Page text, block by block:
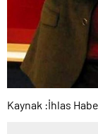
Kaynak :İhlas